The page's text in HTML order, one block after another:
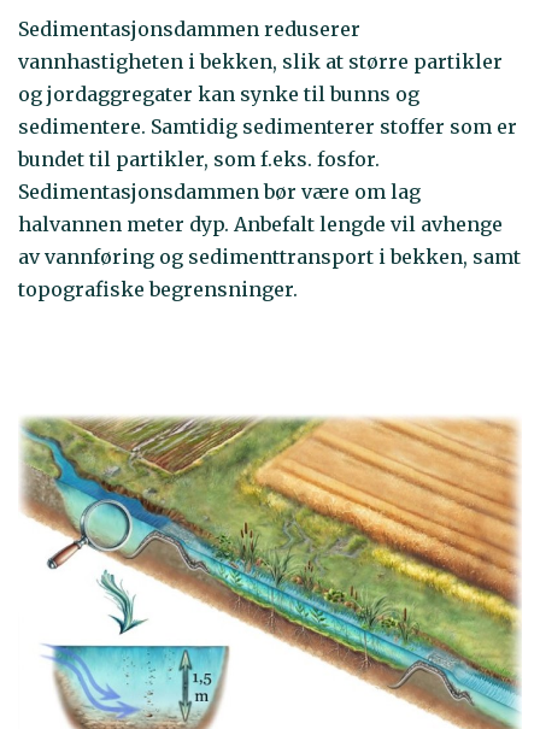
Sedimentasjonsdammen reduserer
vannhastigheten i bekken, slik at større partikler
og jordaggregater kan synke til bunns og
sedimentere. Samtidig sedimenterer stoffer som er
bundet til partikler, som f.eks. fosfor.
Sedimentasjonsdammen bør være om lag
halvannen meter dyp. Anbefalt lengde vil avhenge
av vannføring og sedimenttransport i bekken, samt
topografiske begrensninger.